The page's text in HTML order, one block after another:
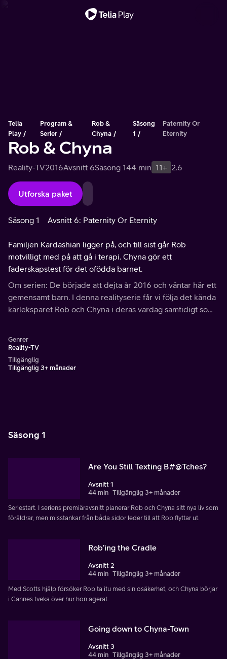
Telia
Play
Program &
Serier
Rob &
Chyna
Säsong
1
Paternity Or
Eternity
Rob & Chyna
Reality-TV2016Avsnitt 6Säsong 144 min 11+ 2.6
Utforska paket
Säsong 1 Avsnitt 6: Paternity Or Eternity
Familjen Kardashian ligger på, och till sist går Rob
motvilligt med på att gå i terapi. Chyna gör ett
faderskapstest för det ofödda barnet.
Om serien: De började att dejta år 2016 och väntar här ett
gemensamt barn. I denna realityserie får vi följa det kända
kärleksparet Rob och Chyna i deras vardag samtidigt som
Genrer
Reality-TV
Tillgänglig
Tillgänglig 3+ månader
Säsong 1
Are You Still Texting B#@Tches?
Avsnitt 1
44 min Tillgänglig 3+ månader
Seriestart. I seriens premiäravsnitt planerar Rob och Chyna sitt nya liv som
föräldrar, men misstankar från båda sidor leder till att Rob flyttar ut.
Rob’ing the Cradle
Avsnitt 2
44 min Tillgänglig 3+ månader
Med Scotts hjälp försöker Rob ta itu med sin osäkerhet, och Chyna börjar
i Cannes tveka över hur hon agerat.
Going down to Chyna-Town
Avsnitt 3
44 min Tillgänglig 3+ månader